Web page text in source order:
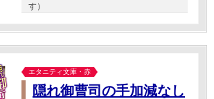
す）
エタニティ文庫・赤
隠れ御曹司の手加減なし